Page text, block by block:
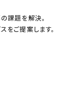
課題を解決。
ご提案します。